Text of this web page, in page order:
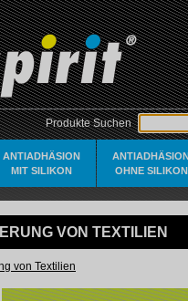
Produkte Suchen
ANTIADHÄSION
MIT SILIKON
OHNE SILIKON
VON TEXTILIEN
von Textilien